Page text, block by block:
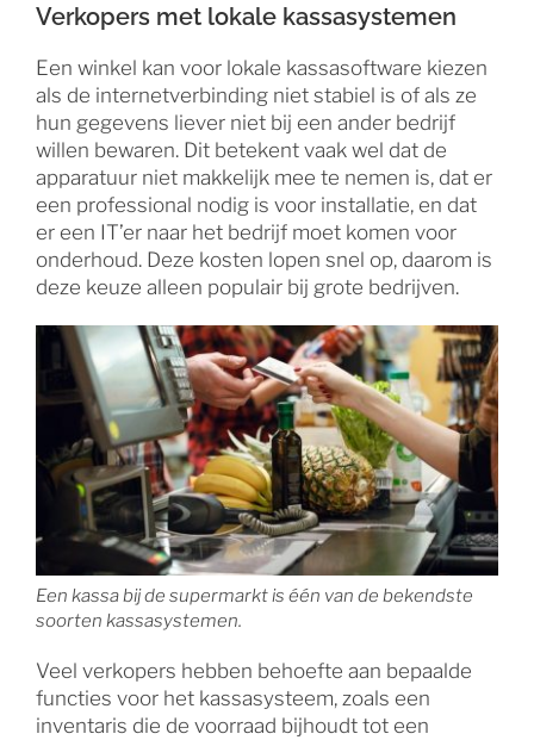
Verkopers met lokale kassasystemen
Een winkel kan voor lokale kassasoftware kiezen
als de internetverbinding niet stabiel is of als ze
hun gegevens liever niet bij een ander bedrijf
willen bewaren. Dit betekent vaak wel dat de
apparatuur niet makkelijk mee te nemen is, dat er
een professional nodig is voor installatie, en dat
er een IT’er naar het bedrijf moet komen voor
onderhoud. Deze kosten lopen snel op, daarom is
deze keuze alleen populair bij grote bedrijven.
Een kassa bij de supermarkt is één van de bekendste
soorten kassasystemen.
Veel verkopers hebben behoefte aan bepaalde
functies voor het kassasysteem, zoals een
inventaris die de voorraad bijhoudt tot een